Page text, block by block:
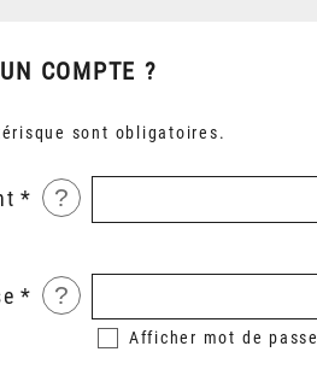
COMPTE ?
sont obligatoires.
?
?
Afficher mot de passe